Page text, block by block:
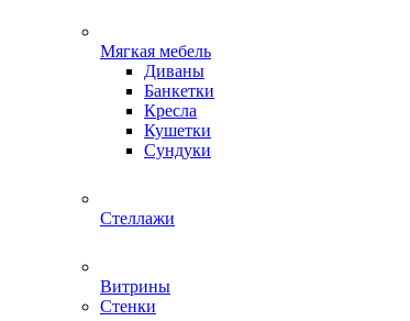
Мягкая мебель
Диваны
Банкетки
Кресла
Кушетки
Сундуки
Стеллажи
Витрины
Стенки